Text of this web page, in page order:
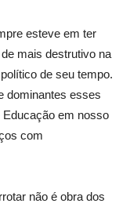
esteve em ter
mais destrutivo na
de seu tempo.
dominantes esses
Educação em nosso
com
não é obra dos